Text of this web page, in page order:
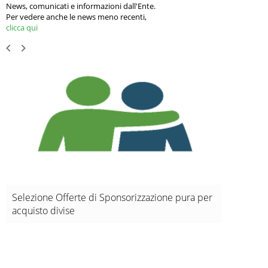
News, comunicati e informazioni dall'Ente.
Per vedere anche le news meno recenti,
clicca qui
Selezione Offerte di Sponsorizzazione pura per
acquisto divise